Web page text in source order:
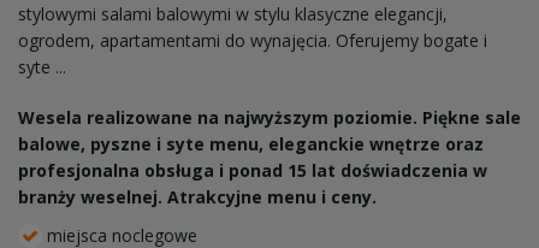
stylowymi salami balowymi w stylu klasyczne elegancji,
ogrodem, apartamentami do wynajęcia. Oferujemy bogate i
syte ...
Wesela realizowane na najwyższym poziomie. Piękne sale
balowe, pyszne i syte menu, eleganckie wnętrze oraz
profesjonalna obsługa i ponad 15 lat doświadczenia w
branży weselnej. Atrakcyjne menu i ceny.
miejsca noclegowe